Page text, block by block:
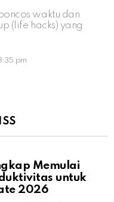
waktu dan
(life hacks) yang
pm
Memulai
untuk
2026